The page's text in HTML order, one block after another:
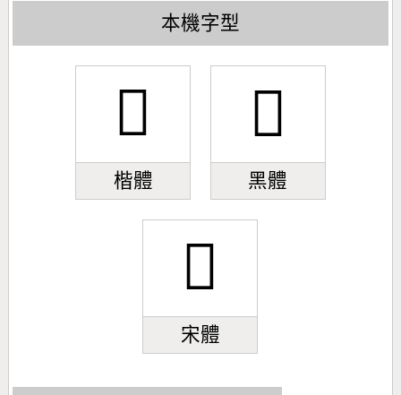
本機字型
𪱙
楷體
𪱙
黑體
𪱙
宋體